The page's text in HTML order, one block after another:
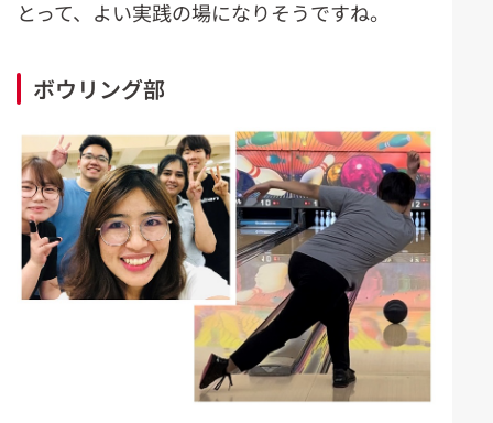
とって、よい実践の場になりそうですね。
ボウリング部